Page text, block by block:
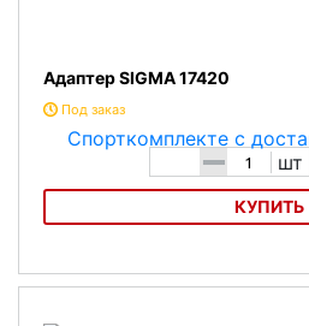
Адаптер SIGMA 17420
Под заказ
- шт
КУПИТЬ
Адаптер SIGMA 17420